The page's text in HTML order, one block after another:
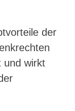
der
und wirkt